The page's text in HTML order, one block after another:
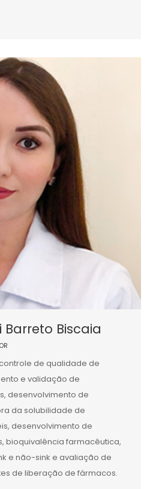
Biscaia
de qualidade de
e validação de
desenvolvimento de
da solubilidade de
desenvolvimento de
bioquivalência farmacêutica,
e não-sink e avaliação de
de liberação de fármacos.